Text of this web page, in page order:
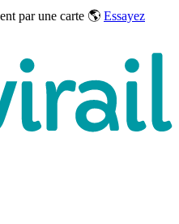
par une carte 🌎 Essayez